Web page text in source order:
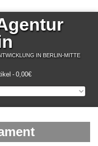
IN BERLIN-MITTE
0,00€